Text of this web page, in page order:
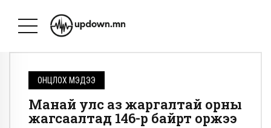
ОНЦЛОХ МЭДЭЭ
Манай улс аз жаргалтай орны
жагсаалтад 146-р байрт оржээ